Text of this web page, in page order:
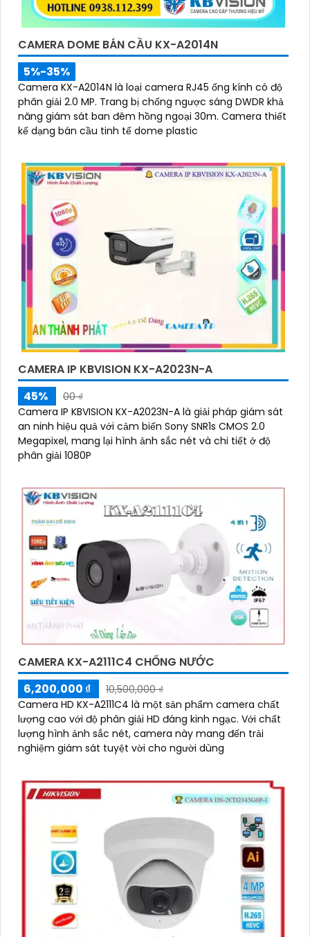
CAMERA DOME BÁN CẦU KX-A2014N
5%-35%
Camera KX-A2014N là loại camera RJ45 ống kính có độ
phân giải 2.0 MP. Trang bị chống ngược sáng DWDR khả
năng giám sát ban đêm hồng ngoại 30m. Camera thiết
kế dạng bán cầu tinh tế dome plastic
CAMERA IP KBVISION KX-A2023N-A
45%
00 ₫
Camera IP KBVISION KX-A2023N-A là giải pháp giám sát
an ninh hiệu quả với cảm biến Sony SNR1s CMOS 2.0
Megapixel, mang lại hình ảnh sắc nét và chi tiết ở độ
phân giải 1080P
CAMERA KX-A2111C4 CHỐNG NƯỚC
6,200,000 ₫
10,500,000 ₫
Camera HD KX-A2111C4 là một sản phẩm camera chất
lượng cao với độ phân giải HD đáng kinh ngạc. Với chất
lượng hình ảnh sắc nét, camera này mang đến trải
nghiệm giám sát tuyệt vời cho người dùng